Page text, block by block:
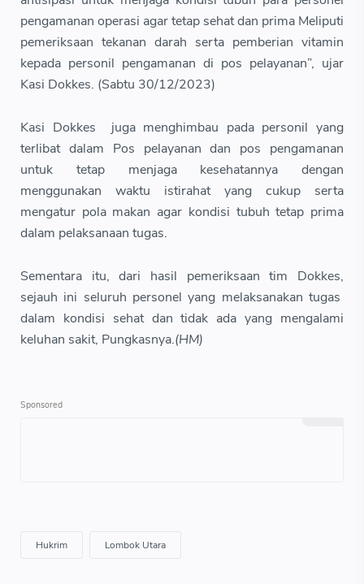
pengamanan operasi agar tetap sehat dan prima Meliputi
pemeriksaan tekanan darah serta pemberian vitamin
kepada personil pengamanan di pos pelayanan”, ujar
Kasi Dokkes. (Sabtu 30/12/2023)
Kasi Dokkes juga menghimbau pada personil yang
terlibat dalam Pos pelayanan dan pos pengamanan
untuk tetap menjaga kesehatannya dengan
menggunakan waktu istirahat yang cukup serta
mengatur pola makan agar kondisi tubuh tetap prima
dalam pelaksanaan tugas.
Sementara itu, dari hasil pemeriksaan tim Dokkes,
sejauh ini seluruh personel yang melaksanakan tugas
dalam kondisi sehat dan tidak ada yang mengalami
keluhan sakit, Pungkasnya.(HM)